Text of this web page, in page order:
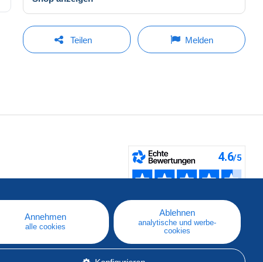
Teilen Melden
Annehmen
alle cookies
Ablehnen
analytische und werbe-
cookies